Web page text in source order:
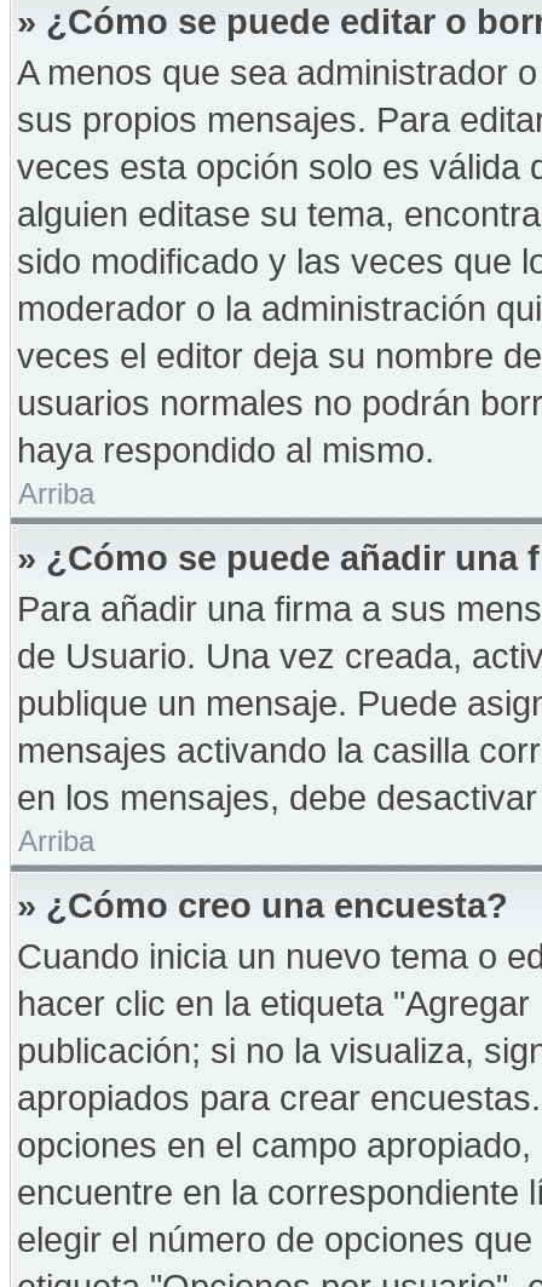
» ¿Cómo se puede editar o
A menos que sea administrador
sus propios mensajes. Para
veces esta opción solo es válida
alguien editase su tema,
sido modificado y las veces que
moderador o la administración
veces el editor deja su nombre
usuarios normales no podrán
haya respondido al mismo.
Arriba
» ¿Cómo se puede añadir una
Para añadir una firma a sus
de Usuario. Una vez creada,
publique un mensaje. Puede
mensajes activando la casilla
en los mensajes, debe
Arriba
» ¿Cómo creo una encuesta?
Cuando inicia un nuevo tema o
hacer clic en la etiqueta
publicación; si no la visualiza,
apropiados para crear
opciones en el campo
encuentre en la correspondiente
elegir el número de opciones